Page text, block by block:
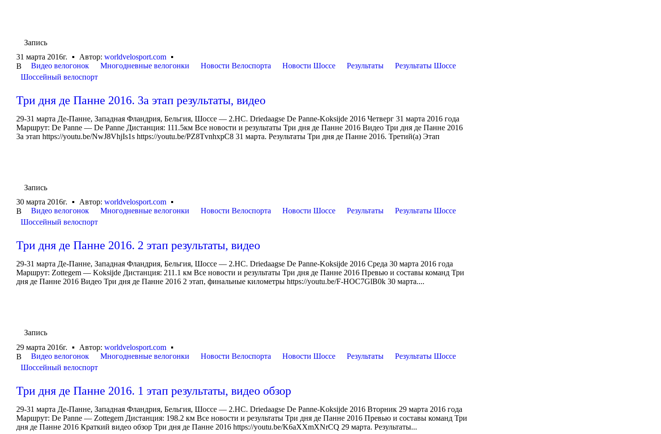
Запись
31 марта 2016г.
Автор:worldvelosport.com
В
Видео велогонок Многодневные велогонки Новости Велоспорта Новости Шоссе Результаты
Результаты Шоссе
Шоссейный велоспорт
Три дня де Панне 2016. 3a этап результаты, видео
29-31 марта Де-Панне, Западная Фландрия, Бельгия, Шоссе — 2.HC. Driedaagse De Panne-Koksijde 2016 Четверг 31 марта 2016 года
Маршрут: De Panne — De Panne Дистанция: 111.5км Все новости и результаты Три дня де Панне 2016 Видео Три дня де Панне 2016
3а этап https://youtu.be/NwJ8VhjIs1s https://youtu.be/PZ8TvnhxpC8 31 марта. Результаты Три дня де Панне 2016. Третий(а) Этап
Запись
30 марта 2016г.
Автор:worldvelosport.com
В
Видео велогонок Многодневные велогонки Новости Велоспорта Новости Шоссе Результаты
Результаты Шоссе
Шоссейный велоспорт
Три дня де Панне 2016. 2 этап результаты, видео
29-31 марта Де-Панне, Западная Фландрия, Бельгия, Шоссе — 2.HC. Driedaagse De Panne-Koksijde 2016 Среда 30 марта 2016 года
Маршрут: Zottegem — Koksijde Дистанция: 211.1 км Все новости и результаты Три дня де Панне 2016 Превью и составы команд Три
дня де Панне 2016 Видео Три дня де Панне 2016 2 этап, финальные километры https://youtu.be/F-HOC7GlB0k 30 марта....
Запись
29 марта 2016г.
Автор:worldvelosport.com
В
Видео велогонок Многодневные велогонки Новости Велоспорта Новости Шоссе Результаты
Результаты Шоссе
Шоссейный велоспорт
Три дня де Панне 2016. 1 этап результаты, видео обзор
29-31 марта Де-Панне, Западная Фландрия, Бельгия, Шоссе — 2.HC. Driedaagse De Panne-Koksijde 2016 Вторник 29 марта 2016 года
Маршрут: De Panne — Zottegem Дистанция: 198.2 км Все новости и результаты Три дня де Панне 2016 Превью и составы команд Три
дня де Панне 2016 Краткий видео обзор Три дня де Панне 2016 https://youtu.be/K6aXXmXNrCQ 29 марта. Результаты...